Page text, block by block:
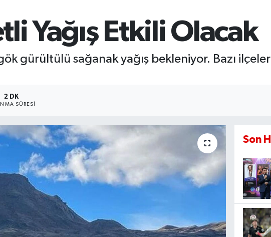
Yağış Etkili Olacak
gürültülü sağanak yağış bekleniyor. Bazı
2 DK
SÜRESI
Son